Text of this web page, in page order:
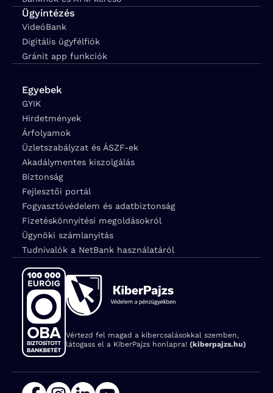
Ügyintézés
VideóBank
Digitális ügyfélfiók
Gránit app funkciók
Egyebek
GYIK
Hirdetmények
Árfolyamok
Üzletszabályzat és ÁSZF-ek
Akadálymentes kiszolgálás
Biztonság
Fejlesztői portál
Fogyasztóvédelem és adatbiztonság
Fizetéskönnyítési megoldásokról
Ügynöki számlanyitás
Tudnivalók a NetBank használatáról
Vértezd fel magad a kibercsalásokkal szemben,
látogass el a KiberPajzs honlapra! (kiberpajzs.hu)